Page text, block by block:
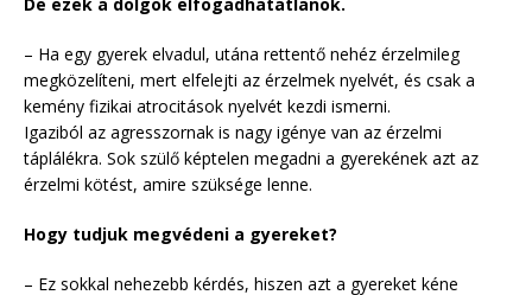
– Ha egy gyerek elvadul, utána rettentő nehéz érzelmileg
megközelíteni, mert elfelejti az érzelmek nyelvét, és csak a
kemény fizikai atrocitások nyelvét kezdi ismerni.
Igaziból az agresszornak is nagy igénye van az érzelmi
táplálékra. Sok szülő képtelen megadni a gyerekének azt az
érzelmi kötést, amire szüksége lenne.
Hogy tudjuk megvédeni a gyereket?
– Ez sokkal nehezebb kérdés, hiszen azt a gyereket kéne